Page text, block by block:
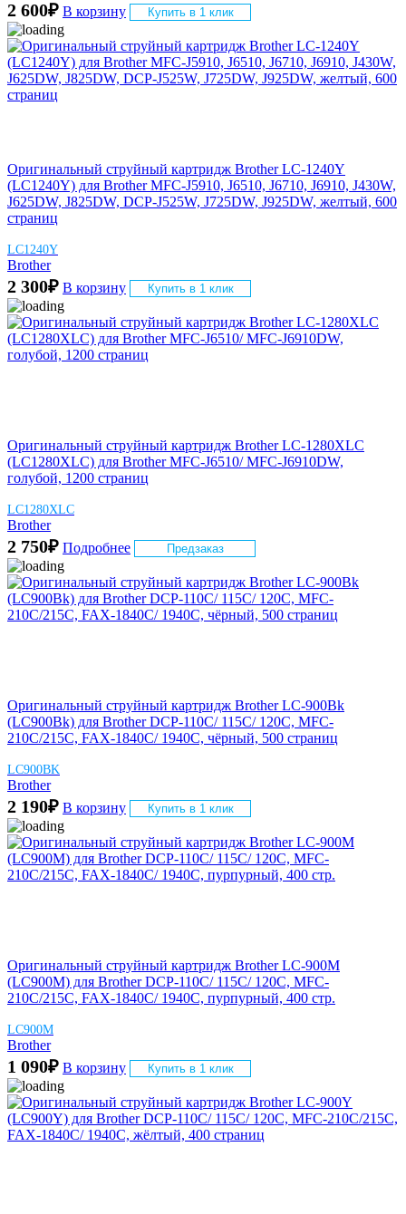
2 600₽ В корзину Купить в 1 клик
Оригинальный струйный картридж Brother LC-1240Y
(LC1240Y) для Brother MFC-J5910, J6510, J6710, J6910, J430W,
J625DW, J825DW, DCP-J525W, J725DW, J925DW, желтый, 600
страниц
LC1240Y
Brother
2 300₽ В корзину Купить в 1 клик
Оригинальный струйный картридж Brother LC-1280XLC
(LC1280XLC) для Brother MFC-J6510/ MFC-J6910DW,
голубой, 1200 страниц
LC1280XLC
Brother
2 750₽ Подробнее Предзаказ
Оригинальный струйный картридж Brother LC-900Bk
(LC900Bk) для Brother DCP-110C/ 115C/ 120C, MFC-
210C/215C, FAX-1840C/ 1940C, чёрный, 500 страниц
LC900BK
Brother
2 190₽ В корзину Купить в 1 клик
Оригинальный струйный картридж Brother LC-900M
(LC900M) для Brother DCP-110C/ 115C/ 120C, MFC-
210C/215C, FAX-1840C/ 1940C, пурпурный, 400 стр.
LC900M
Brother
1 090₽ В корзину Купить в 1 клик